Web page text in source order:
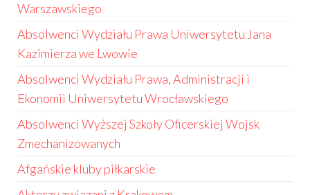
Warszawskiego
Absolwenci Wydziału Prawa Uniwersytetu Jana
Kazimierza we Lwowie
Absolwenci Wydziału Prawa, Administracji i
Ekonomii Uniwersytetu Wrocławskiego
Absolwenci Wyższej Szkoły Oficerskiej Wojsk
Zmechanizowanych
Afgańskie kluby piłkarskie